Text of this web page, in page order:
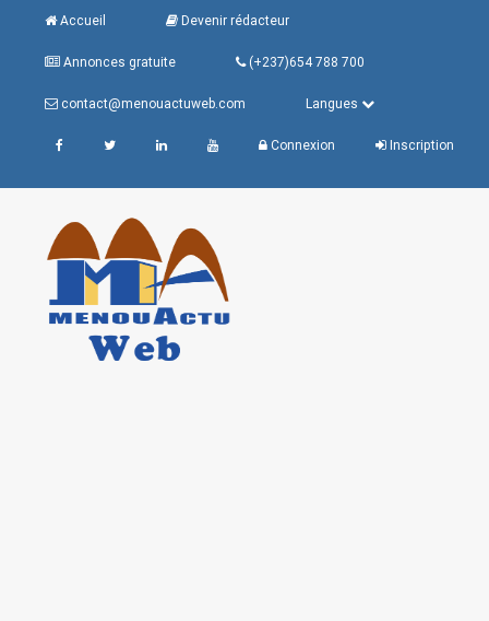
Accueil Devenir rédacteur
Annonces gratuite (+237)654 788 700
contact@menouactuweb.com Langues
Connexion Inscription